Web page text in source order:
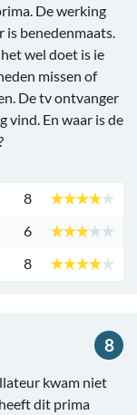
De werking
is benedenmaats.
wel doet is ie
missen of
De tv ontvanger
vind. En waar is de
8
6
8
8
kwam niet
dit prima